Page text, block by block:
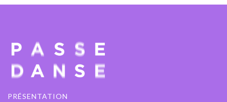
THÉÂTRE LE BORDEAU
PRÉSENTATION